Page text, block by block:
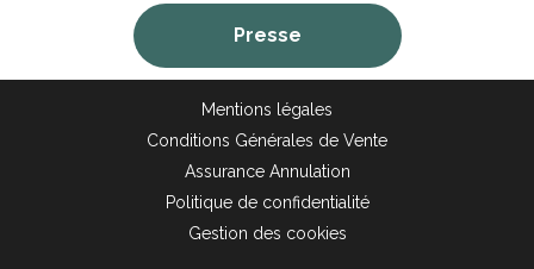
Presse
Mentions légales
Conditions Générales de Vente
Assurance Annulation
Politique de confidentialité
Gestion des cookies